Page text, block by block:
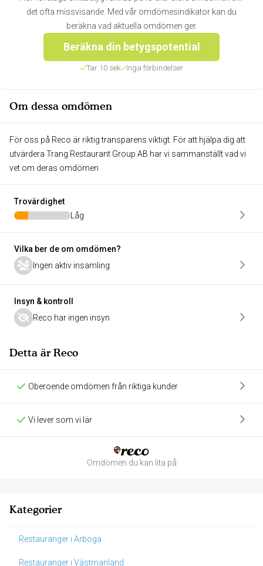
det ofta missvisande. Med vår omdömesindikator kan du
beräkna vad aktuella omdömen ger.
Beräkna din betygspotential
Tar 10 sek Inga förbindelser
Om dessa omdömen
För oss på Reco är riktig transparens viktigt. För att hjälpa dig att
utvärdera Trang Restaurant Group AB har vi sammanställt vad vi
vet om deras omdömen
Trovärdighet
Låg
Vilka ber de om omdömen?
Ingen aktiv insamling
Insyn & kontroll
Reco har ingen insyn
Detta är Reco
Oberoende omdömen från riktiga kunder
Vi lever som vi lär
Omdömen du kan lita på
Kategorier
Restauranger i Arboga
Restauranger i Västmanland